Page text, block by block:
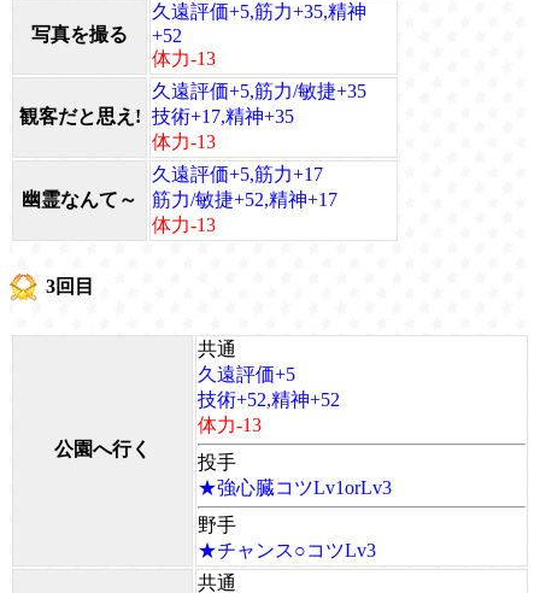
写真を撮る
久遠評価+5,筋力+35,精神
+52
体力-13
観客だと思え!
久遠評価+5,筋力/敏捷+35
技術+17,精神+35
体力-13
幽霊なんて～
久遠評価+5,筋力+17
筋力/敏捷+52,精神+17
体力-13
3回目
公園へ行く
共通
久遠評価+5
技術+52,精神+52
体力-13
投手
★強心臓コツLv1orLv3
野手
★チャンス○コツLv3
共通